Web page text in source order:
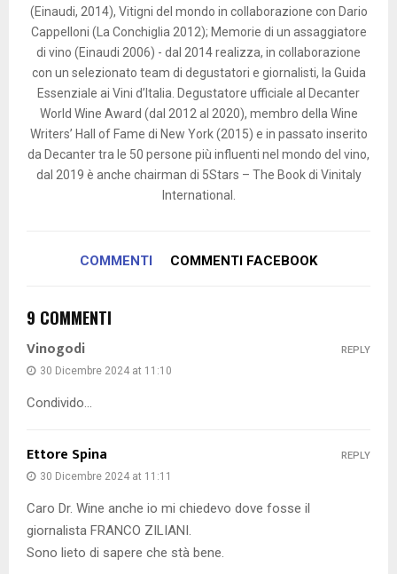
(Einaudi, 2014), Vitigni del mondo in collaborazione con Dario
Cappelloni (La Conchiglia 2012); Memorie di un assaggiatore
di vino (Einaudi 2006) - dal 2014 realizza, in collaborazione
con un selezionato team di degustatori e giornalisti, la Guida
Essenziale ai Vini d’Italia. Degustatore ufficiale al Decanter
World Wine Award (dal 2012 al 2020), membro della Wine
Writers’ Hall of Fame di New York (2015) e in passato inserito
da Decanter tra le 50 persone più influenti nel mondo del vino,
dal 2019 è anche chairman di 5Stars – The Book di Vinitaly
International.
COMMENTI COMMENTI FACEBOOK
9 COMMENTI
Vinogodi
30 Dicembre 2024 at 11:10
Condivido…
REPLY
Ettore Spina
30 Dicembre 2024 at 11:11
Caro Dr. Wine anche io mi chiedevo dove fosse il
giornalista FRANCO ZILIANI.
Sono lieto di sapere che stà bene.
REPLY